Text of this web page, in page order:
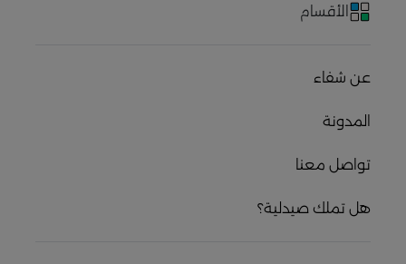
الأقسام
عن شفاء
المدونة
تواصل معنا
هل تملك صيدلية؟